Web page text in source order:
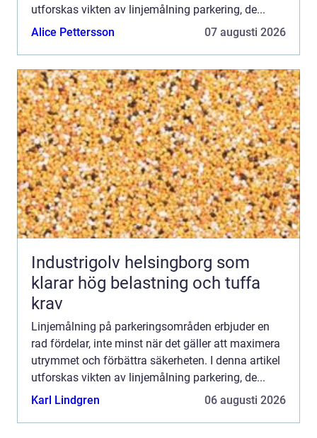
utforskas vikten av linjemålning parkering, de...
Alice Pettersson
07 augusti 2026
Industrigolv helsingborg som
klarar hög belastning och tuffa
krav
Linjemålning på parkeringsområden erbjuder en
rad fördelar, inte minst när det gäller att maximera
utrymmet och förbättra säkerheten. I denna artikel
utforskas vikten av linjemålning parkering, de...
Karl Lindgren
06 augusti 2026